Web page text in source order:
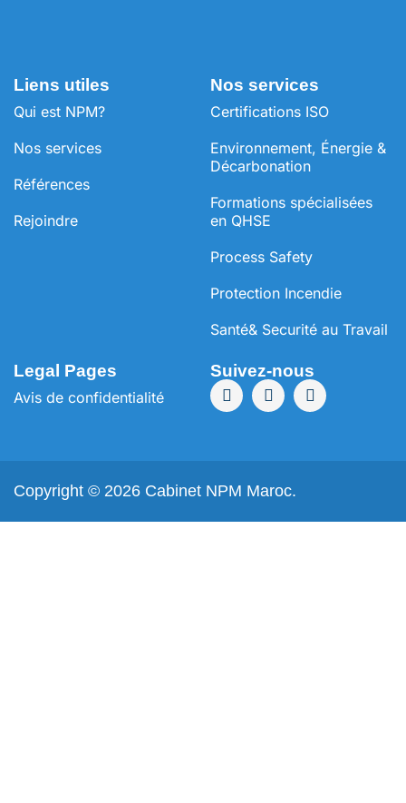
Liens utiles
Qui est NPM?
Nos services
Références
Rejoindre
Nos services
Certifications ISO
Environnement, Énergie &
Décarbonation
⁠Formations spécialisées
en QHSE
Process Safety
Protection Incendie
Santé& Securité au Travail
Legal Pages
Avis de confidentialité
Suivez-nous
Copyright © 2026 Cabinet NPM Maroc.